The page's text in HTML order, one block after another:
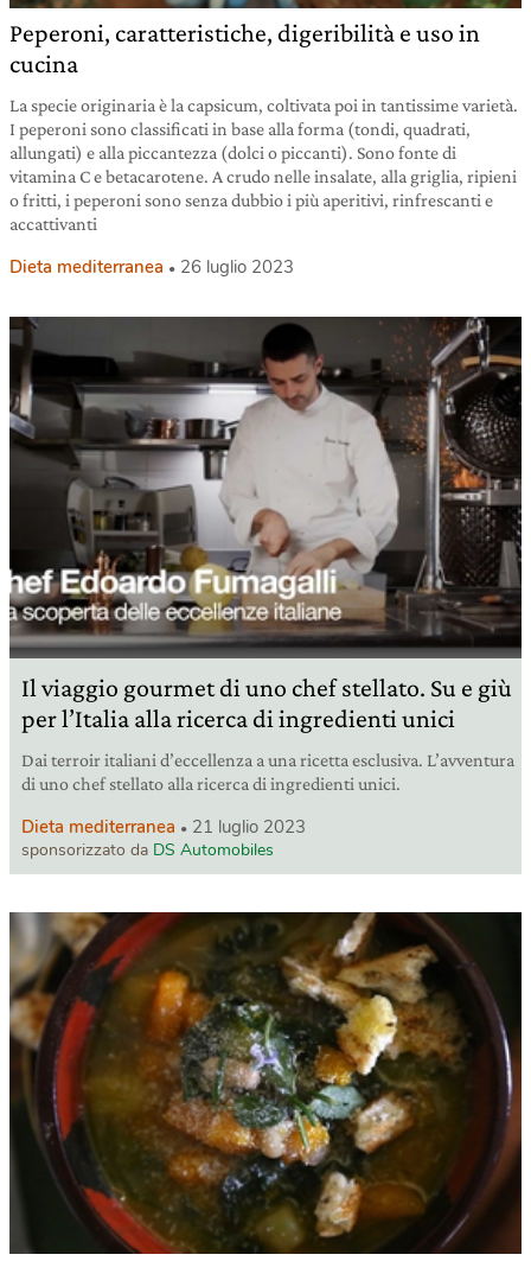
Peperoni, caratteristiche, digeribilità e uso in
cucina
La specie originaria è la capsicum, coltivata poi in tantissime varietà.
I peperoni sono classificati in base alla forma (tondi, quadrati,
allungati) e alla piccantezza (dolci o piccanti). Sono fonte di
vitamina C e betacarotene. A crudo nelle insalate, alla griglia, ripieni
o fritti, i peperoni sono senza dubbio i più aperitivi, rinfrescanti e
accattivanti
Dieta mediterranea 26 luglio 2023
Il viaggio gourmet di uno chef stellato. Su e giù
per l’Italia alla ricerca di ingredienti unici
Dai terroir italiani d’eccellenza a una ricetta esclusiva. L’avventura
di uno chef stellato alla ricerca di ingredienti unici.
Dieta mediterranea 21 luglio 2023
sponsorizzato da DS Automobiles